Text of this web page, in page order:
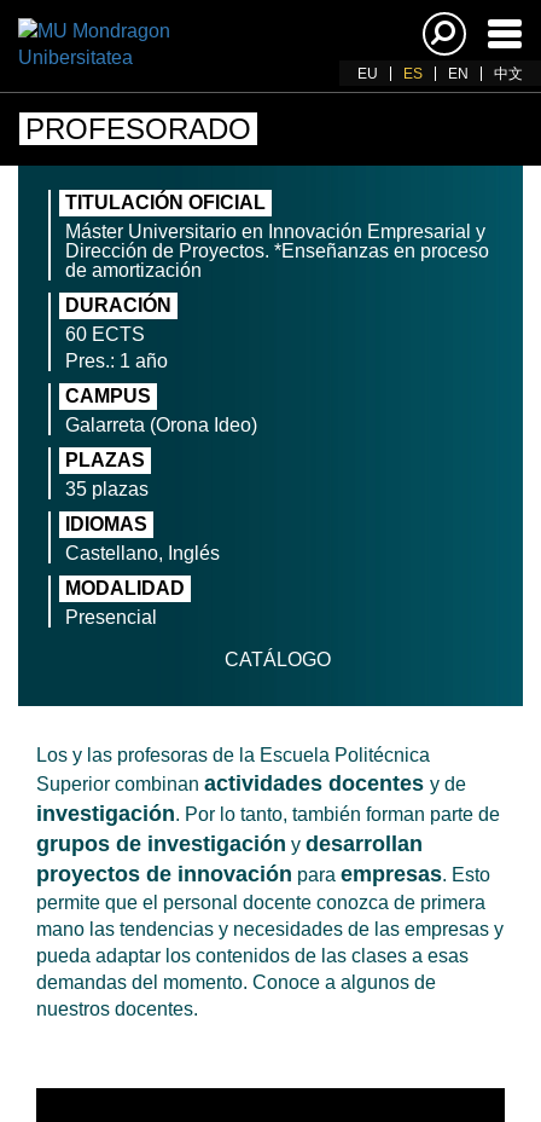
EU ES EN 中文
PROFESORADO
TITULACIÓN OFICIAL
Máster Universitario en Innovación Empresarial y
Dirección de Proyectos. *Enseñanzas en proceso
de amortización
DURACIÓN
60 ECTS
Pres.: 1 año
CAMPUS
Galarreta (Orona Ideo)
PLAZAS
35 plazas
IDIOMAS
Castellano, Inglés
MODALIDAD
Presencial
CATÁLOGO
Los y las profesoras de la Escuela Politécnica
Superior combinan actividades docentes y de
investigación. Por lo tanto, también forman parte de
grupos de investigación y desarrollan
proyectos de innovación para empresas. Esto
permite que el personal docente conozca de primera
mano las tendencias y necesidades de las empresas y
pueda adaptar los contenidos de las clases a esas
demandas del momento. Conoce a algunos de
nuestros docentes.